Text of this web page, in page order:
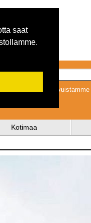
saat
Tykkäämällä
Kotimaa